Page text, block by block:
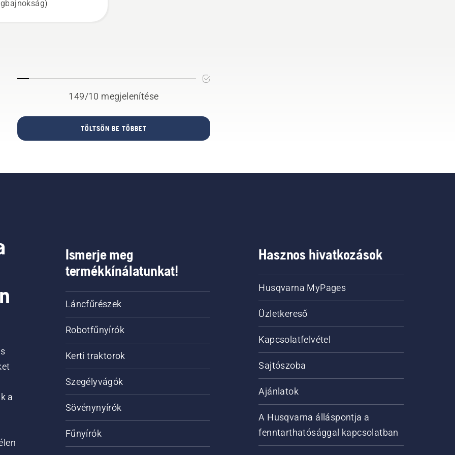
149/10 megjelenítése
TÖLTSÖN BE TÖBBET
a
Ismerje meg
termékkínálatunkat!
Láncfűrészek
Robotfűnyírók
Kerti traktorok
Szegélyvágók
Sövénynyírók
Fűnyírók
Hasznos hivatkozások
Husqvarna MyPages
Üzletkereső
Kapcsolatfelvétel
Sajtószoba
Ajánlatok
A Husqvarna álláspontja a
fenntarthatósággal kapcsolatban